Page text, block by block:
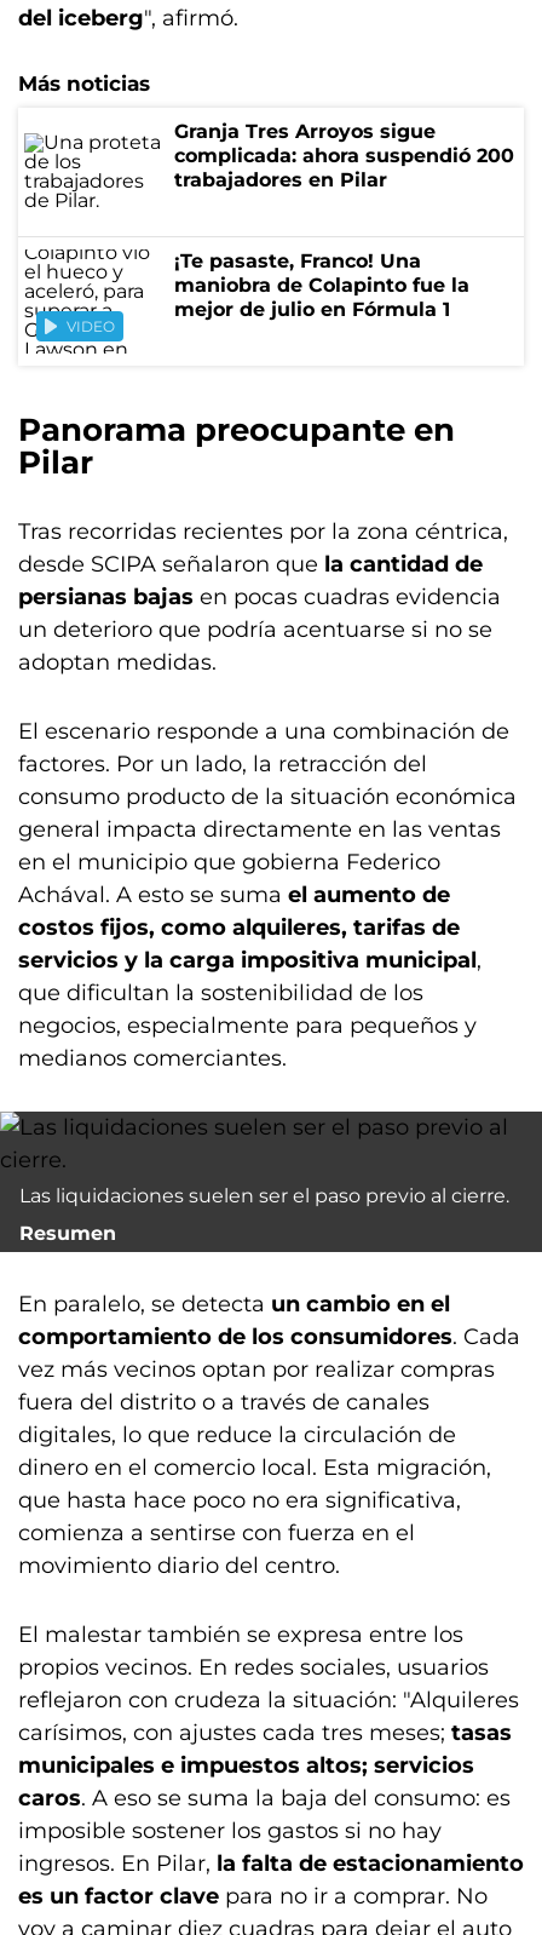
del iceberg", afirmó.
Más noticias
Granja Tres Arroyos sigue
complicada: ahora suspendió 200
trabajadores en Pilar
VIDEO
¡Te pasaste, Franco! Una
maniobra de Colapinto fue la
mejor de julio en Fórmula 1
Panorama preocupante en
Pilar
Tras recorridas recientes por la zona céntrica,
desde SCIPA señalaron que la cantidad de
persianas bajas en pocas cuadras evidencia
un deterioro que podría acentuarse si no se
adoptan medidas.
El escenario responde a una combinación de
factores. Por un lado, la retracción del
consumo producto de la situación económica
general impacta directamente en las ventas
en el municipio que gobierna Federico
Achával. A esto se suma el aumento de
costos fijos, como alquileres, tarifas de
servicios y la carga impositiva municipal,
que dificultan la sostenibilidad de los
negocios, especialmente para pequeños y
medianos comerciantes.
Las liquidaciones suelen ser el paso previo al cierre.
Resumen
En paralelo, se detecta un cambio en el
comportamiento de los consumidores. Cada
vez más vecinos optan por realizar compras
fuera del distrito o a través de canales
digitales, lo que reduce la circulación de
dinero en el comercio local. Esta migración,
que hasta hace poco no era significativa,
comienza a sentirse con fuerza en el
movimiento diario del centro.
El malestar también se expresa entre los
propios vecinos. En redes sociales, usuarios
reflejaron con crudeza la situación: "Alquileres
carísimos, con ajustes cada tres meses; tasas
municipales e impuestos altos; servicios
caros. A eso se suma la baja del consumo: es
imposible sostener los gastos si no hay
ingresos. En Pilar, la falta de estacionamiento
es un factor clave para no ir a comprar. No
voy a caminar diez cuadras para dejar el auto